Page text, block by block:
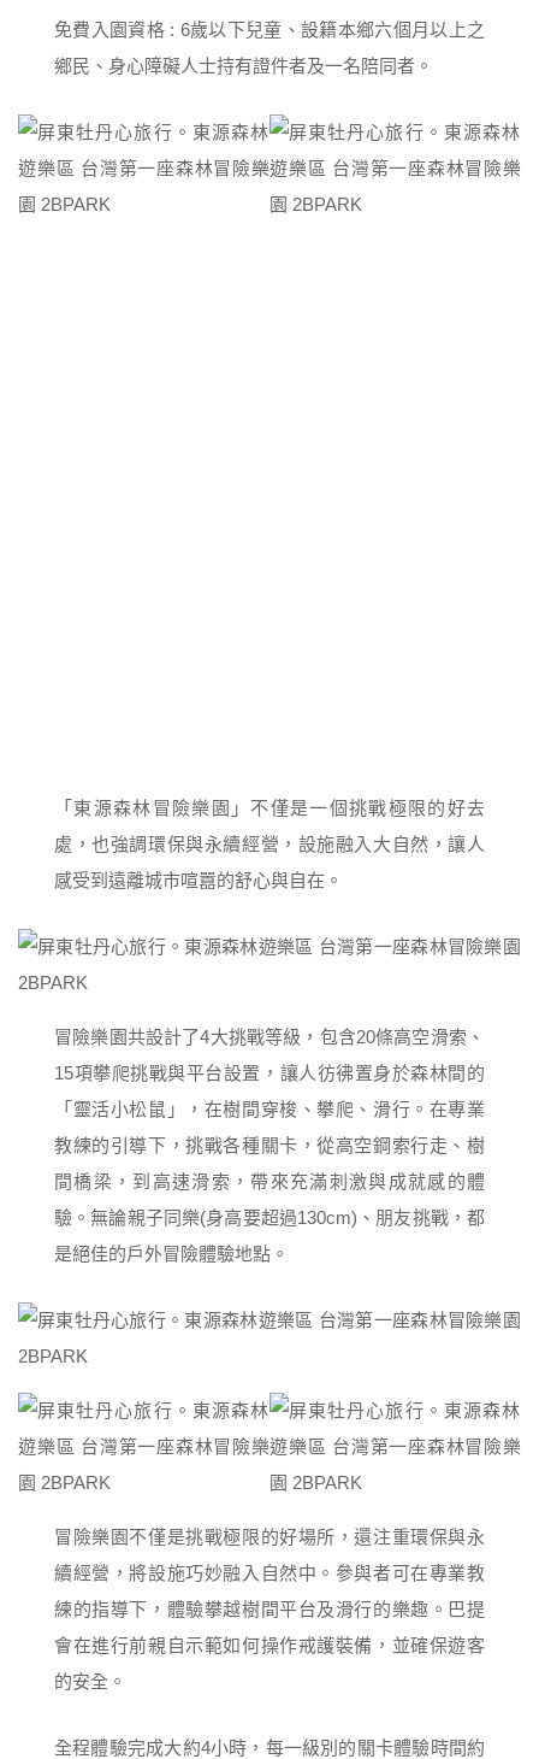
免費入園資格 : 6歲以下兒童、設籍本鄉六個月以上之
鄉民、身心障礙人士持有證件者及一名陪同者。
「東源森林冒險樂園」不僅是一個挑戰極限的好去
處，也強調環保與永續經營，設施融入大自然，讓人
感受到遠離城市喧囂的舒心與自在。
冒險樂園共設計了4大挑戰等級，包含20條高空滑索、
15項攀爬挑戰與平台設置，讓人彷彿置身於森林間的
「靈活小松鼠」，在樹間穿梭、攀爬、滑行。在專業
教練的引導下，挑戰各種關卡，從高空鋼索行走、樹
間橋梁，到高速滑索，帶來充滿刺激與成就感的體
驗。無論親子同樂(身高要超過130cm)、朋友挑戰，都
是絕佳的戶外冒險體驗地點。
冒險樂園不僅是挑戰極限的好場所，還注重環保與永
續經營，將設施巧妙融入自然中。參與者可在專業教
練的指導下，體驗攀越樹間平台及滑行的樂趣。巴提
會在進行前親自示範如何操作戒護裝備，並確保遊客
的安全。
全程體驗完成大約4小時，每一級別的關卡體驗時間約